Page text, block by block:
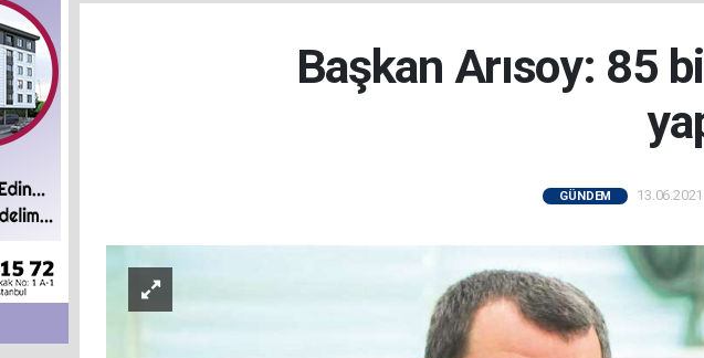
Başkan Arısoy: 85
GÜNDEM